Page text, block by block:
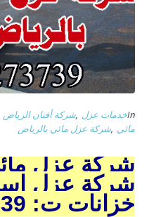
Inخدمات عزل ,شركة أفنان الرياض
مائي ,شركة عزل مائي بالرياض
شركة عزل
شركة عزل
خزانات ت: 0507273739